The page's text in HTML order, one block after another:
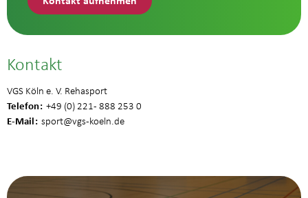
Kontakt
VGS Köln e. V. Rehasport
Telefon +49 (0) 221 - 888 253 0
E-Mail sport@vgs-koeln.de